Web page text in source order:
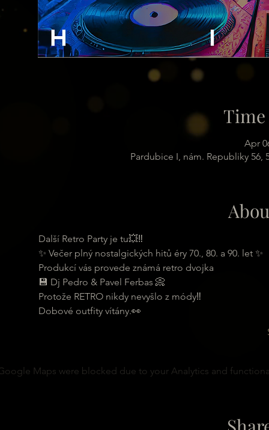
Apr
Pardubice I, nám. Republiky 56,
Další Retro Party je tu💥‼
✨ Večer plný nostalgických hitů éry 70., 80. a 90. let ✨
Produkcí vás provede známá retro dvojka
💾 Dj Pedro & Pavel Ferbas 📀
Protože RETRO nikdy nevyšlo z módy‼
Dobové outfity vítány.👀
Maps were blocked due to your Analytics and